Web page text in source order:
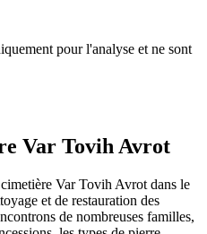
pour l'analyse et ne sont
Var Tovih Avrot
Var Tovih Avrot dans le
et de restauration des
de nombreuses familles,